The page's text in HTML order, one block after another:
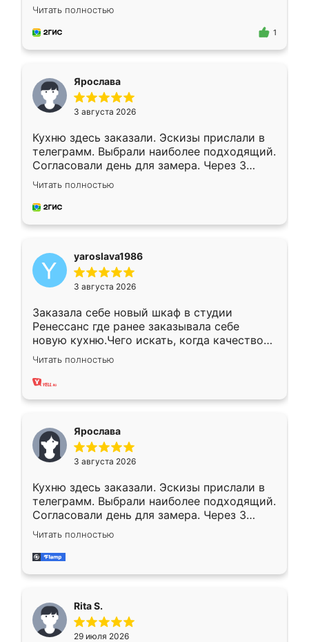
короткие сроки изготовления. Приехавший
для замера сотрудник Владислав
предложил по моему эскизу самый
Читать полностью
1
Ярослава
3 августа 2026
Кухню здесь заказали. Эскизы прислали в
телеграмм. Выбрали наиболее подходящий.
Согласовали день для замера. Через 3
недели кухня была уже готова. Остались
довольны работой. Спасибо Ренессанс
мебель за качественную работу!
Читать полностью
yaroslava1986
3 августа 2026
Заказала себе новый шкаф в студии
Ренессанс где ранее заказывала себе
новую кухню.Чего искать, когда качеством
вполне довольна. Служит кухня уже почти
два года, нареканий нет.
Читать полностью
Ярослава
3 августа 2026
Кухню здесь заказали. Эскизы прислали в
телеграмм. Выбрали наиболее подходящий.
Согласовали день для замера. Через 3
недели кухня была уже готова. Остались
довольны работой. Спасибо Ренессанс
мебель за качественную работу!
Читать полностью
Rita S.
29 июля 2026